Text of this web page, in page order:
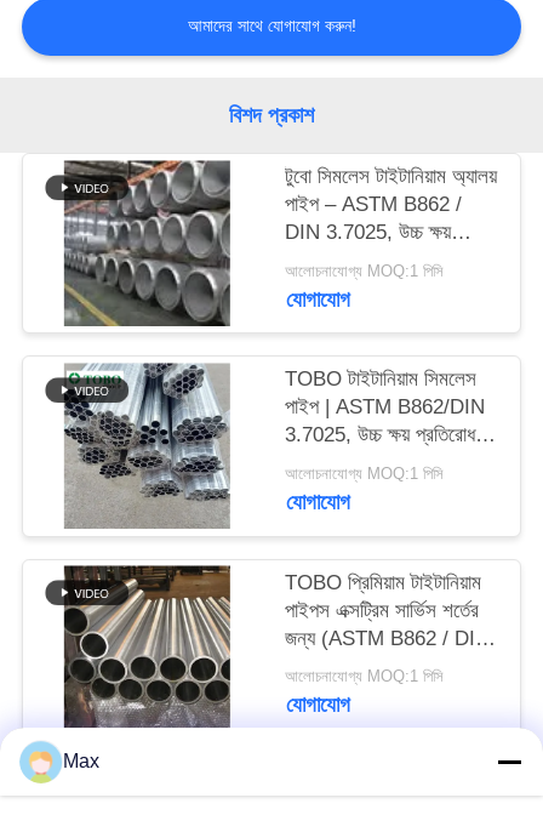
মামলা
PRIVACY
POLICY
আমাদের সাথে যোগাযোগ করুন!
বিশদ প্রকাশ
টুবো সিমলেস টাইটানিয়াম অ্যালয়
পাইপ – ASTM B862 /
DIN 3.7025, উচ্চ ক্ষয়
প্রতিরোধ ক্ষমতা
আলোচনাযোগ্য MOQ:1 পিসি
যোগাযোগ
TOBO টাইটানিয়াম সিমলেস
পাইপ | ASTM B862/DIN
3.7025, উচ্চ ক্ষয় প্রতিরোধ
ক্ষমতা ও টেকসই
আলোচনাযোগ্য MOQ:1 পিসি
যোগাযোগ
TOBO প্রিমিয়াম টাইটানিয়াম
পাইপস এক্সট্রিম সার্ভিস শর্তের
জন্য (ASTM B862 / DIN
আলোচনাযোগ্য MOQ:1 পিসি
যোগাযোগ
Max